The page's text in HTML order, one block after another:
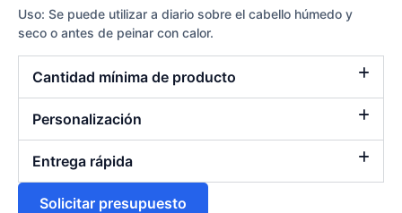
Uso: Se puede utilizar a diario sobre el cabello húmedo y
seco o antes de peinar con calor.
Cantidad mínima de producto
Personalización
Entrega rápida
Solicitar presupuesto